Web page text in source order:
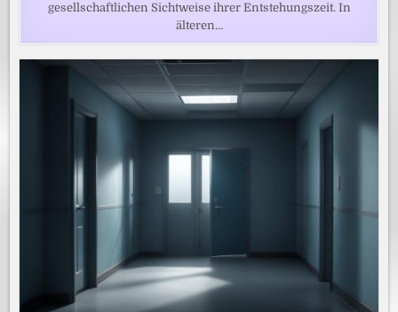
gesellschaftlichen Sichtweise ihrer Entstehungszeit. In
älteren…